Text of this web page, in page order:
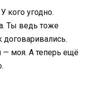
кого угодно.
Ты ведь тоже
моя. А теперь ещё